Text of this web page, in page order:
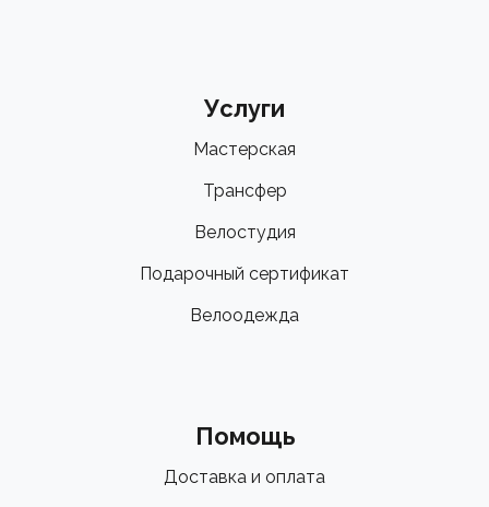
Услуги
Мастерская
Трансфер
Велостудия
Подарочный сертификат
Велоодежда
Помощь
Доставка и оплата